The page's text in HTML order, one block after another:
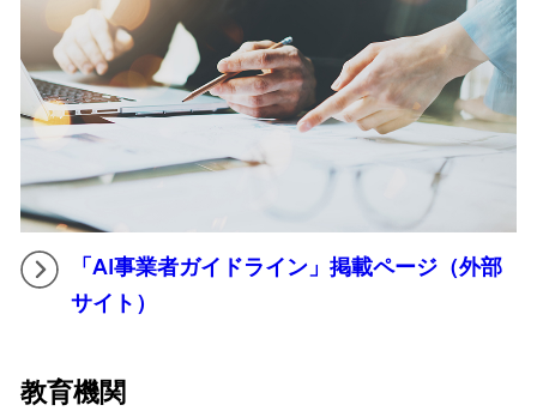
「AI事業者ガイドライン」掲載ページ（外部
サイト）
教育機関